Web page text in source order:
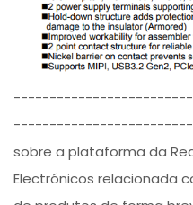
sobre a plataforma da
Electrónicos relacionada